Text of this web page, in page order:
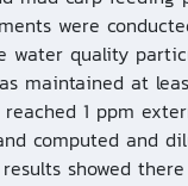
were
water quality
maintained at
1 ppm
computed and
showed